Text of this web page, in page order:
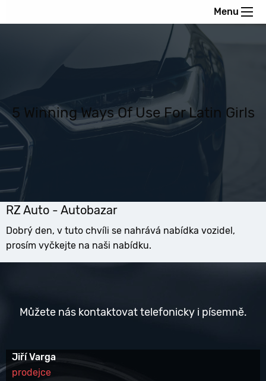
Menu
5 Winning Ways Of Use For Latin Girls
RZ Auto - Autobazar
Dobrý den, v tuto chvíli se nahrává nabídka vozidel,
prosím vyčkejte na naši nabídku.
Můžete nás kontaktovat telefonicky i písemně.
Jiří Varga
prodejce